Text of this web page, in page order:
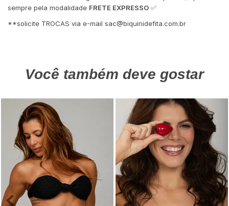
sempre pela modalidade FRETE EXPRESSO ✅
**solicite TROCAS via e-mail sac@biquinidefita.com.br
Você também deve gostar